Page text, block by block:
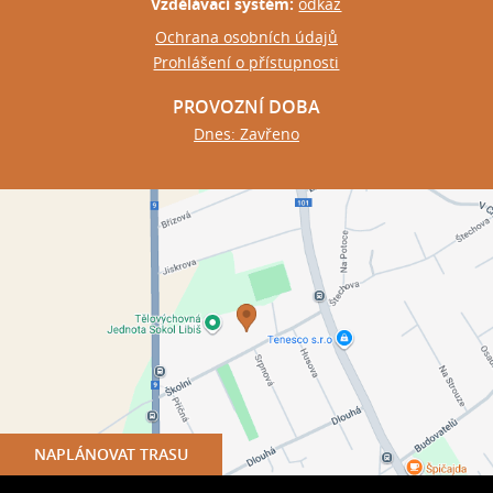
NAPLÁNOVAT TRASU
Ochrana osobních údajů
Prohlášení o přístupnosti
PROVOZNÍ DOBA
Dnes: Zavřeno